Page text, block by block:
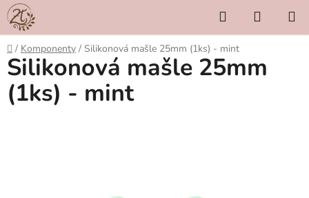
Přejít
na
obsah
Hledat
KOŠÍK
Domů
/ Komponenty / Silikonová mašle 25mm (1ks) - mint
Silikonová mašle 25mm
(1ks) - mint